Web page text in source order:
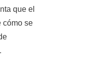
que el
cómo se